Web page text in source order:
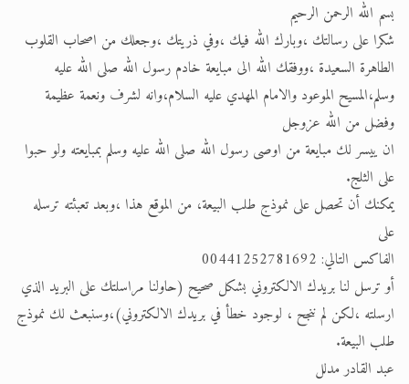
الحجّ.. دلالات، حِكم، وأهداف >> المزيد
اقرأ هذا المقال في أهمية عيد
بسم الله الرحمن الرحيم
شكرا على رسالتك ،وبارك الله فيك ،وفي ذريتك ،وجعلك من اصحاب القلوب
الطاهرة السعيدة ،ووفقك الله الى مبايعة خادم رسول الله صلى الله عليه
وسلم،المسيح الموعود والامام المهدي عليه السلام،وانه لشرف ونعمة عظيمة
وفضل من الله عزوجل
ان ييسر لك مبايعة من اوصى رسول الله صلى الله عليه وسلم بمبايعته ولو حبوا
على الثلج.
يمكنك أن تحصل على نموذج طلب البيعة، من الموقع هذا ،وبعد تعبئته ترسله
على
الفاكس التالي: 00441252781692
أو ترسل لنا بريدك الالكتروني بشكل صحيح (حاولنا مراسلتك على البريد الذي
ارسلته ،لكن لم ننجح ، لوجود خطأ في بريدك الالكتروني)،وسنبعث لك نموذج
طلب البيعة.
عبد القادر مدلل